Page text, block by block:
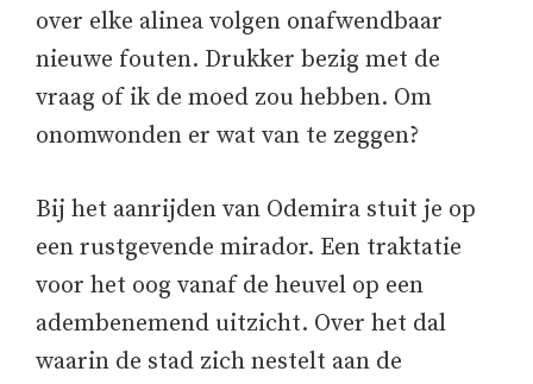
over elke alinea volgen onafwendbaar
nieuwe fouten. Drukker bezig met de
vraag of ik de moed zou hebben. Om
onomwonden er wat van te zeggen?
Bij het aanrijden van Odemira stuit je op
een rustgevende mirador. Een traktatie
voor het oog vanaf de heuvel op een
adembenemend uitzicht. Over het dal
waarin de stad zich nestelt aan de